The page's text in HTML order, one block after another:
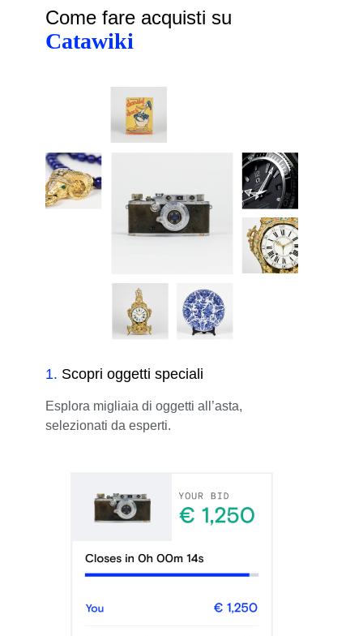
Come fare acquisti su
Catawiki
1. Scopri oggetti speciali
Esplora migliaia di oggetti all’asta,
selezionati da esperti.